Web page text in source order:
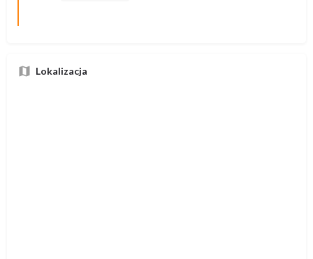
Lokalizacja